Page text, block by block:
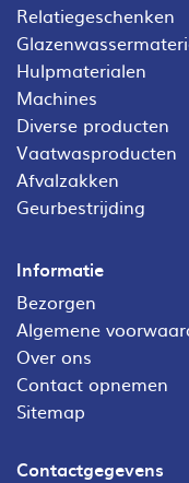
Relatiegeschenken
Hulpmaterialen
Machines
Diverse producten
Vaatwasproducten
Afvalzakken
Geurbestrijding
Informatie
Bezorgen
Algemene
Over ons
Contact opnemen
Sitemap
Contactgegevens